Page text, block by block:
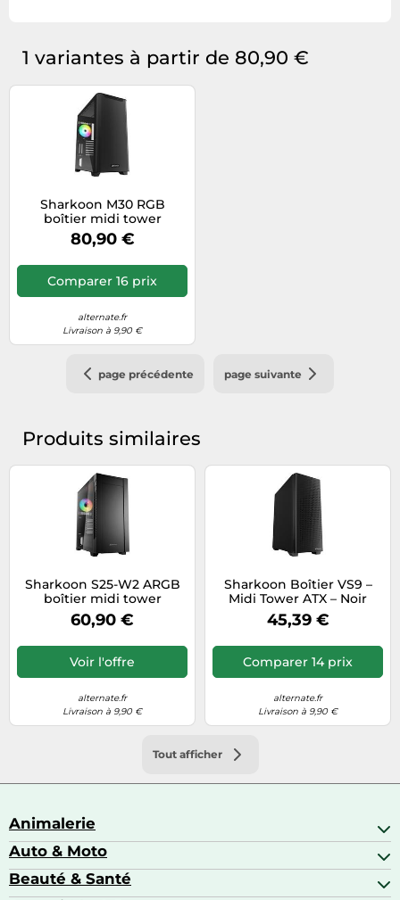
1 variantes à partir de 80,90 €
Sharkoon M30 RGB
boîtier midi tower
80,90 €
Comparer 16 prix
alternate.fr
Livraison à 9,90 €
page précédente page suivante
Produits similaires
Sharkoon S25-W2 ARGB
boîtier midi tower
60,90 €
Voir l'offre
alternate.fr
Livraison à 9,90 €
Sharkoon Boîtier VS9 –
Midi Tower ATX – Noir
45,39 €
Comparer 14 prix
alternate.fr
Livraison à 9,90 €
Tout afficher
Animalerie
Abris pour animaux sauvages
Aquariophilie
Colliers GPS
Auto & Moto
Accessoires auto
Beauté & Santé